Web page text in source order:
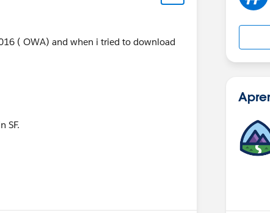
( OWA) and when i tried to download
SF.